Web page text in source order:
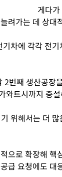
게다
려가는 데 상대
차에 각각 전
번째 생산공장
와트시까지 증
위해서는 더
으로 확장해
급 요청에도 대